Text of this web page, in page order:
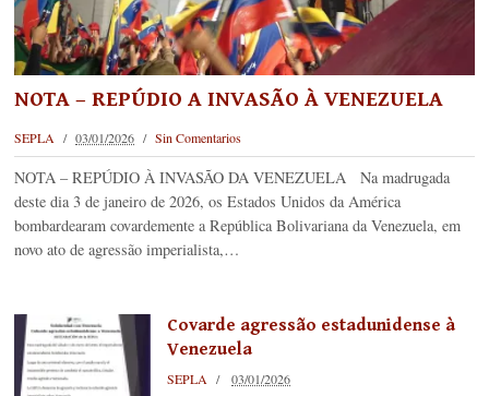
NOTA – REPÚDIO A INVASÃO À VENEZUELA
SEPLA 03/01/2026 Sin Comentarios
NOTA – REPÚDIO À INVASÃO DA VENEZUELA Na madrugada
deste dia 3 de janeiro de 2026, os Estados Unidos da América
bombardearam covardemente a República Bolivariana da Venezuela, em
novo ato de agressão imperialista,…
Covarde agressão estadunidense à
Venezuela
SEPLA 03/01/2026